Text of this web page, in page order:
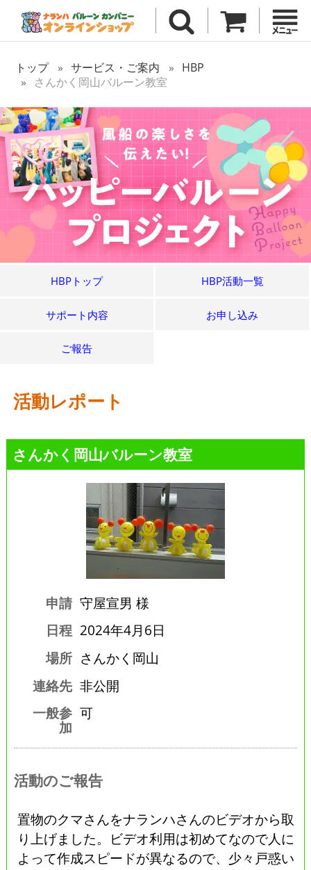
トップ サービス・ご案内
HBP
さんかく岡山バルーン教室
HBPトップ HBP活動一覧
サポート内容 お申し込み
ご報告
活動レポート
さんかく岡山バルーン教室
申請 守屋宣男 様
日程 2024年4月6日
場所 さんかく岡山
連絡先 非公開
一般参
加
可
活動のご報告
置物のクマさんをナランハさんのビデオから取
り上げました。ビデオ利用は初めてなので人に
よって作成スピードが異なるので、少々戸惑い